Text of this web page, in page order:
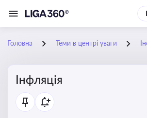
Головна Теми в центрі уваги
Інфляція